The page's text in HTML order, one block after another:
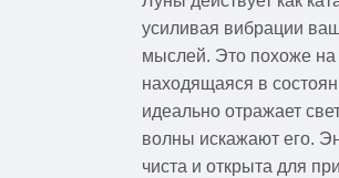
усиливая вибрации
мыслей. Это похоже на
находящаяся в
идеально отражает
волны искажают его.
чиста и открыта для